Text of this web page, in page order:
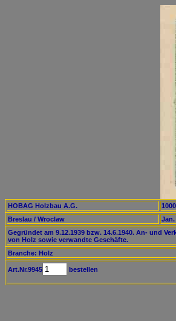
HOBAG Holzbau A.G.
Breslau / Wroclaw
Jan.
Gegründet am 9.12.1939 bzw. 14.6.1940. An- und
von Holz sowie verwandte Geschäfte.
Branche: Holz
Art.Nr.9945 bestellen